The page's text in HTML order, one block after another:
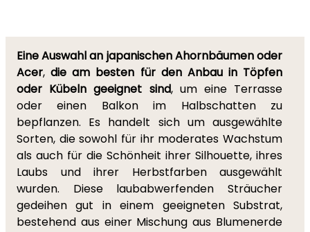
Eine Auswahl an japanischen Ahornbäumen oder
Acer,die am besten für den Anbau in Töpfen
oder Kübeln geeignet sind, um eine Terrasse
oder einen Balkon im Halbschatten zu
bepflanzen. Es handelt sich um ausgewählte
Sorten, die sowohl für ihr moderates Wachstum
als auch für die Schönheit ihrer Silhouette, ihres
Laubs und ihrer Herbstfarben ausgewählt
wurden. Diese laubabwerfenden Sträucher
gedeihen gut in einem geeigneten Substrat,
bestehend aus einer Mischung aus Blumenerde